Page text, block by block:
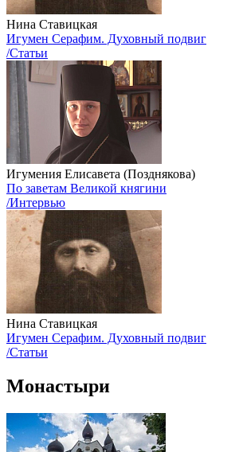
Нина Ставицкая
Игумен Серафим. Духовный подвиг
/Статьи
Игумения Елисавета (Позднякова)
По заветам Великой княгини
/Интервью
Нина Ставицкая
Игумен Серафим. Духовный подвиг
/Статьи
Монастыри